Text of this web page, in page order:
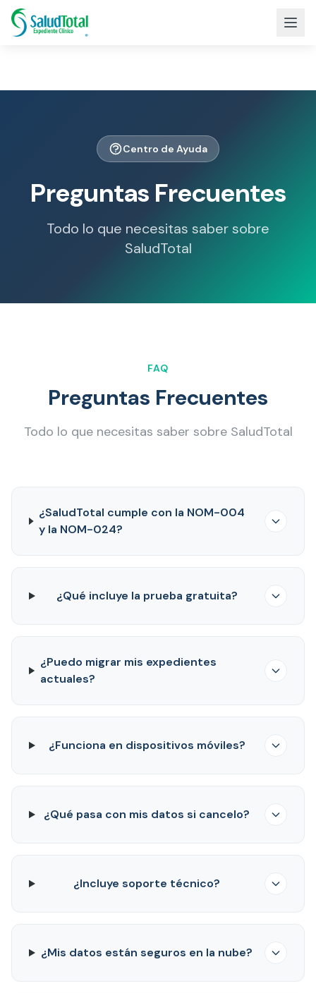
Centro de Ayuda
Preguntas Frecuentes
Todo lo que necesitas saber sobre
SaludTotal
FAQ
Preguntas Frecuentes
Todo lo que necesitas saber sobre SaludTotal
¿SaludTotal cumple con la NOM-004
y la NOM-024?
¿Qué incluye la prueba gratuita?
¿Puedo migrar mis expedientes
actuales?
¿Funciona en dispositivos móviles?
¿Qué pasa con mis datos si cancelo?
¿Incluye soporte técnico?
¿Mis datos están seguros en la nube?